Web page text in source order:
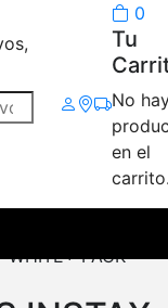
0
Tu
No
en el